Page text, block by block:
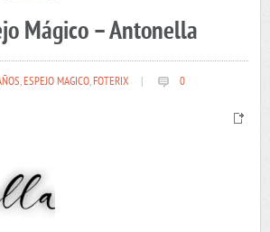
Mágico – Antonella
,ESPEJO MAGICO,FOTERIX 0